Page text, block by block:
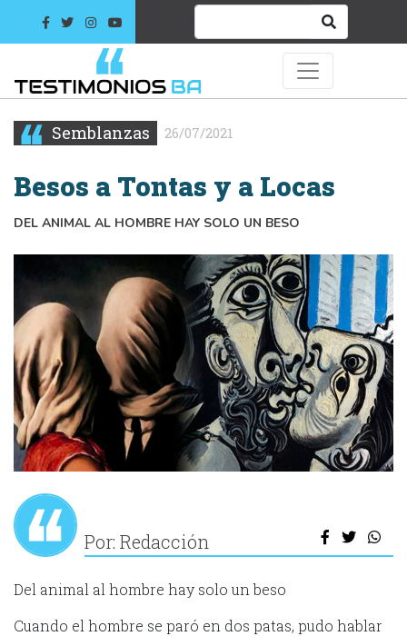
Semblanzas 26/07/2021
Besos a Tontas y a Locas
DEL ANIMAL AL HOMBRE HAY SOLO UN BESO
Por: Redacción
Del animal al hombre hay solo un beso
Cuando el hombre se paró en dos patas, pudo hablar